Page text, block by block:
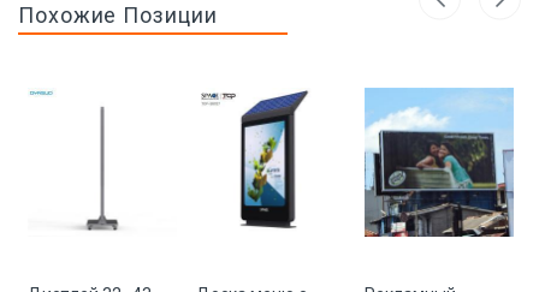
Похожие Позиции